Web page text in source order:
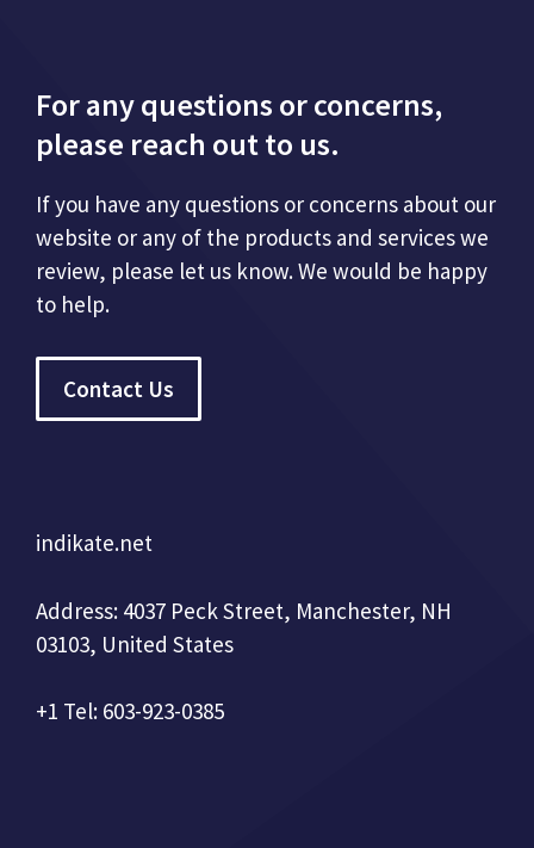
For any questions or concerns,
please reach out to us.
If you have any questions or concerns about our
website or any of the products and services we
review, please let us know. We would be happy
to help.
Contact Us
indikate.net
Address: 4037 Peck Street, Manchester, NH
03103, United States
+1 Tel: 603-923-0385